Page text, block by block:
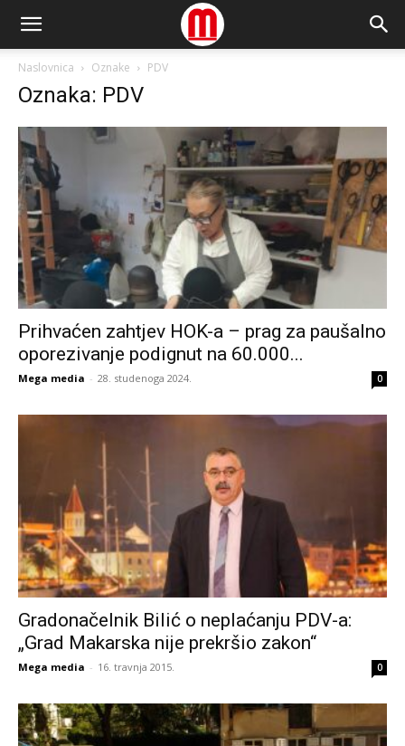
Naslovnica Oznake PDV
Oznaka: PDV
Prihvaćen zahtjev HOK-a – prag za paušalno
oporezivanje podignut na 60.000...
Mega media - 28. studenoga 2024. 0
Gradonačelnik Bilić o neplaćanju PDV-a:
„Grad Makarska nije prekršio zakon“
Mega media - 16. travnja 2015. 0